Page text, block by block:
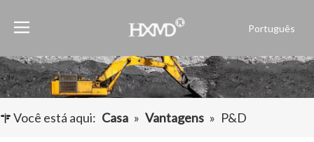
Português
العربية
Français
Você está aqui: Casa » Vantagens » P&D